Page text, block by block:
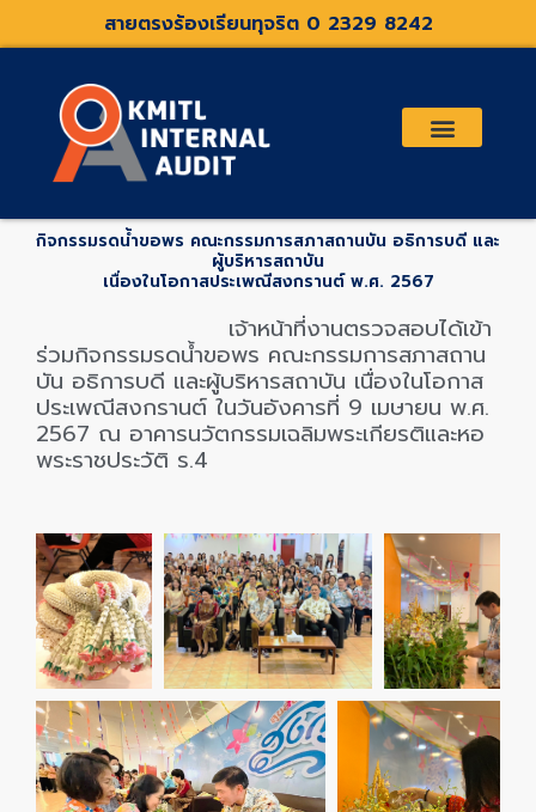
สายตรงร้องเรียนทุจริต 0 2329 8242
กิจกรรมรดน้ำขอพร คณะกรรมการสภาสถานบัน อธิการบดี และ
ผู้บริหารสถาบัน
เนื่องในโอกาสประเพณีสงกรานต์ พ.ศ. 2567
เจ้าหน้าที่งานตรวจสอบได้เข้า
ร่วมกิจกรรมรดน้ำขอพร คณะกรรมการสภาสถาน
บัน อธิการบดี และผู้บริหารสถาบัน เนื่องในโอกาส
ประเพณีสงกรานต์ ในวันอังคารที่ 9 เมษายน พ.ศ.
2567 ณ อาคารนวัตกรรมเฉลิมพระเกียรติและหอ
พระราชประวัติ ร.4